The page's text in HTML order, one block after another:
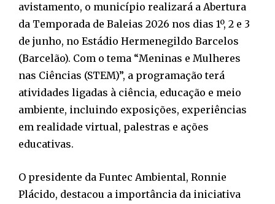
avistamento, o município realizará a Abertura
da Temporada de Baleias 2026 nos dias 1º, 2 e 3
de junho, no Estádio Hermenegildo Barcelos
(Barcelão). Com o tema “Meninas e Mulheres
nas Ciências (STEM)”, a programação terá
atividades ligadas à ciência, educação e meio
ambiente, incluindo exposições, experiências
em realidade virtual, palestras e ações
educativas.
O presidente da Funtec Ambiental, Ronnie
Plácido, destacou a importância da iniciativa